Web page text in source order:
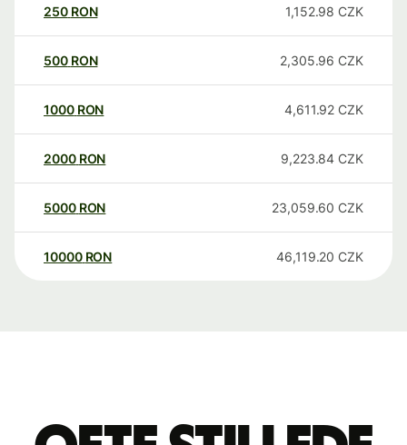
250 RON 1,152.98 CZK
500 RON 2,305.96 CZK
1000 RON 4,611.92 CZK
2000 RON 9,223.84 CZK
5000 RON 23,059.60 CZK
10000 RON 46,119.20 CZK